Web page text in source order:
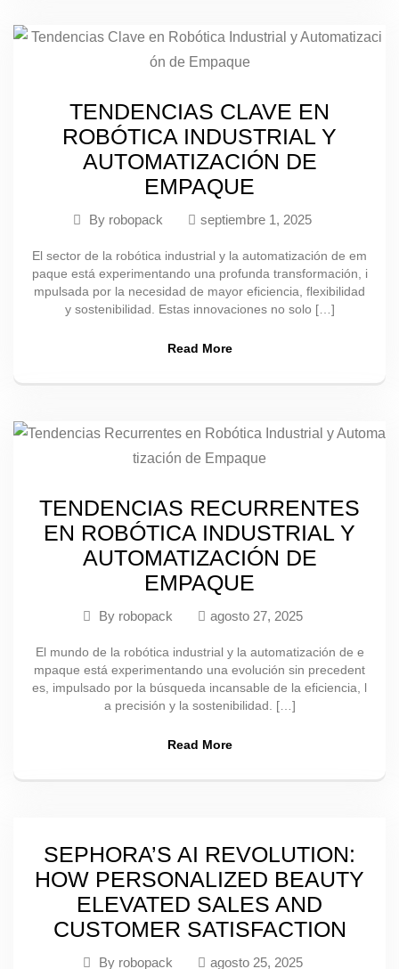
TENDENCIAS CLAVE EN
ROBÓTICA INDUSTRIAL Y
AUTOMATIZACIÓN DE
EMPAQUE
By robopack septiembre 1, 2025
El sector de la robótica industrial y la automatización de em
paque está experimentando una profunda transformación, i
mpulsada por la necesidad de mayor eficiencia, flexibilidad
y sostenibilidad. Estas innovaciones no solo […]
Read More
TENDENCIAS RECURRENTES
EN ROBÓTICA INDUSTRIAL Y
AUTOMATIZACIÓN DE
EMPAQUE
By robopack agosto 27, 2025
El mundo de la robótica industrial y la automatización de e
mpaque está experimentando una evolución sin precedent
es, impulsado por la búsqueda incansable de la eficiencia, l
a precisión y la sostenibilidad. […]
Read More
SEPHORA’S AI REVOLUTION:
HOW PERSONALIZED BEAUTY
ELEVATED SALES AND
CUSTOMER SATISFACTION
By robopack agosto 25, 2025